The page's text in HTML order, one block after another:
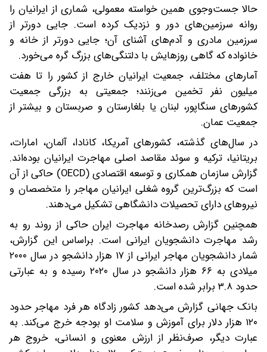
حالا جست‌وجوی همین خواسته معمولی، شماری از ایرانیان را
روانه سرزمین‌های دور و نزدیک کرده است. جایی دورتر از
سرزمین مادری و آدم‌های آشنای آن؛ جایی دورتر از خانه و
خانواده که گاهی روزهایش با دلتنگی‌های بزرگ گره می‌خورد.
آمارهای مختلف، جمعیت ایرانیان خارج از کشور را تا هفت
میلیون نفر تخمین ‌می‌زنند؛ جمعیتی به بزرگی جمعیت
کشورهای سنگاپور، لبنان یا بلغارستان و صربستان و بیشتر از
جمعیت عمان.
در‌ سال‌های گذشته، کشورهای آمریکا، کانادا، آلمان، امارات،
بریتانیا، ترکیه و سوئد مقاصد اصلی مهاجرت ایرانیان بوده‌اند.
گزارش سازمان همکاری و توسعه اقتصادی (OECD) حاکی از آن
است که بزرگ‌ترین گروه شغلی ایرانیان مهاجر را متخصصان و
نیروهای دارای تحصیلات دانشگاهی تشکیل می‌دهند.
همچنین گزارش رصدخانه مهاجرت ایران حاکی از روند رو به
رشد مهاجرت دانشجویان ایرانی است. بر‌اساس این گزارش،
شمار دانشجویان مهاجر ایرانی از ۱۷ هزار دانشجو در سال ۲۰۰۰
میلادی به ۶۶ هزار دانشجو در سال ۲۰۲۰ رسیده و به عبارتی
حدود ۳.۸ برابر شده است.
بانک جهانی گزارش می‌دهد‌ کشور زادگاه هر فرد مهاجر حدود
۱۲۰ هزار دلار برای آموزش و سلامت او‌ بودجه خرج می‌کند. به
عبارت دیگر، صرف‌نظر از ارزش معنوی و انسانی، خروج هر